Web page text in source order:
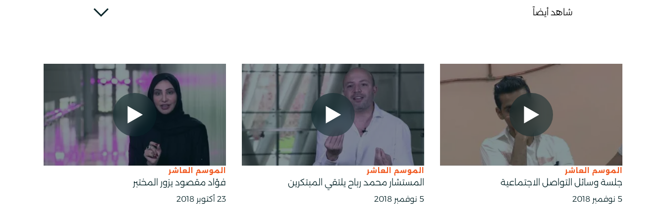
شاهد أيضاً
الموسم العاشر
جلسة وسائل التواصل الاجتماعية
5 نوفمبر 2018
الموسم العاشر
المستشار محمد رباح يلتقي المبتكرين
5 نوفمبر 2018
الموسم العاشر
فؤاد مقصود يزور المختبر
23 أكتوبر 2018